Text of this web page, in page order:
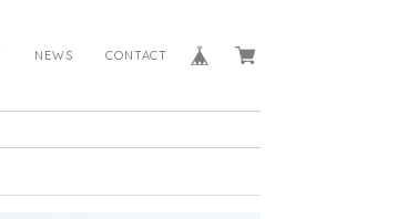
CONTACT
NEWS